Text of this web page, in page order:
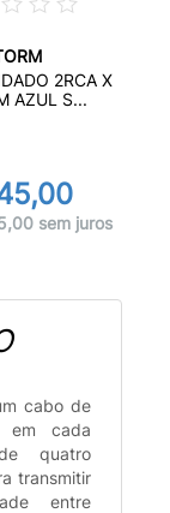
2RCA X
AZUL S...
sem juros
cabo de
em cada
quatro
transmitir
entre